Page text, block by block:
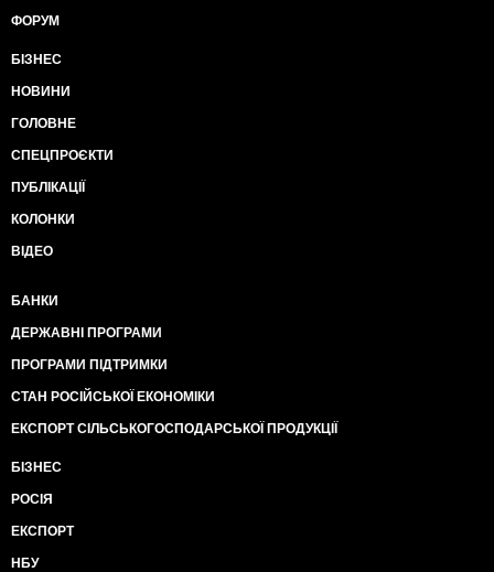
ФОРУМ
БІЗНЕС
НОВИНИ
ГОЛОВНЕ
СПЕЦПРОЄКТИ
ПУБЛІКАЦІЇ
КОЛОНКИ
ВІДЕО
БАНКИ
ДЕРЖАВНІ ПРОГРАМИ
ПРОГРАМИ ПІДТРИМКИ
СТАН РОСІЙСЬКОЇ ЕКОНОМІКИ
ЕКСПОРТ СІЛЬСЬКОГОСПОДАРСЬКОЇ ПРОДУКЦІЇ
БІЗНЕС
РОСІЯ
ЕКСПОРТ
НБУ